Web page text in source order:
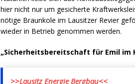
hier nicht nur um gesicherte
nötige Braunkole im Lausitzer Revier
wieder in Betrieb genommen werden.
„Sicherheitsbereitschaft für Emil im
>>Lausitz Energie Bergbau<<